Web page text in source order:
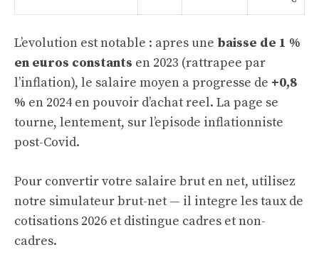
L’evolution est notable : apres une baisse de 1 %
en euros constants en 2023 (rattrapee par
l’inflation), le salaire moyen a progresse de +0,8
% en 2024 en pouvoir d’achat reel. La page se
tourne, lentement, sur l’episode inflationniste
post-Covid.
Pour convertir votre salaire brut en net, utilisez
notre simulateur brut-net — il integre les taux de
cotisations 2026 et distingue cadres et non-
cadres.